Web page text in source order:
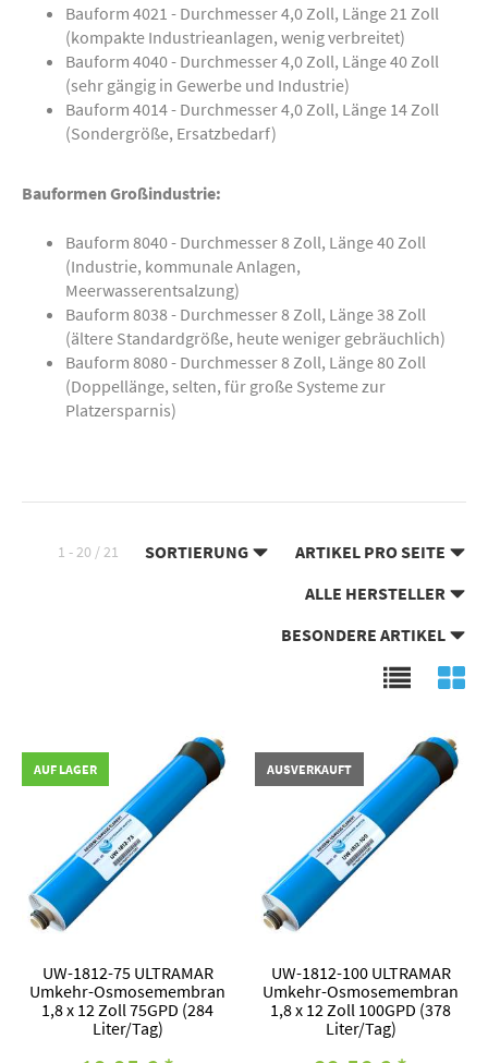
Bauform 4021 - Durchmesser 4,0 Zoll, Länge 21 Zoll
(kompakte Industrieanlagen, wenig verbreitet)
Bauform 4040 - Durchmesser 4,0 Zoll, Länge 40 Zoll
(sehr gängig in Gewerbe und Industrie)
Bauform 4014 - Durchmesser 4,0 Zoll, Länge 14 Zoll
(Sondergröße, Ersatzbedarf)
Bauformen Großindustrie:
Bauform 8040 - Durchmesser 8 Zoll, Länge 40 Zoll
(Industrie, kommunale Anlagen,
Meerwasserentsalzung)
Bauform 8038 - Durchmesser 8 Zoll, Länge 38 Zoll
(ältere Standardgröße, heute weniger gebräuchlich)
Bauform 8080 - Durchmesser 8 Zoll, Länge 80 Zoll
(Doppellänge, selten, für große Systeme zur
Platzersparnis)
1 - 20 / 21 SORTIERUNG
ARTIKEL PRO SEITE
ALLE HERSTELLER
BESONDERE ARTIKEL
AUF LAGER
UW-1812-75 ULTRAMAR
Umkehr-Osmosemembran
1,8 x 12 Zoll 75GPD (284
Liter/Tag)
AUSVERKAUFT
UW-1812-100 ULTRAMAR
Umkehr-Osmosemembran
1,8 x 12 Zoll 100GPD (378
Liter/Tag)